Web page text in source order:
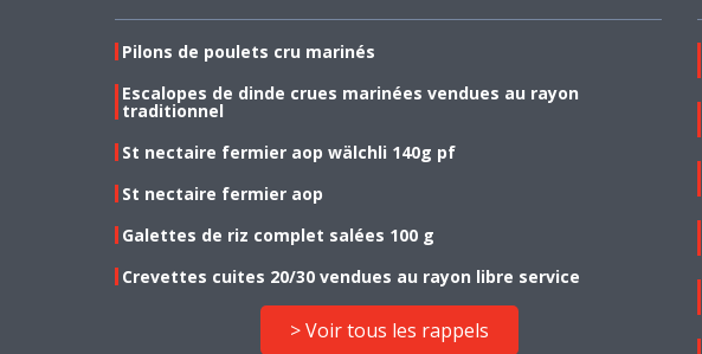
Pilons de poulets cru marinés
Escalopes de dinde crues marinées vendues au rayon
traditionnel
St nectaire fermier aop wälchli 140g pf
St nectaire fermier aop
Galettes de riz complet salées 100 g
Crevettes cuites 20/30 vendues au rayon libre service
> Voir tous les rappels